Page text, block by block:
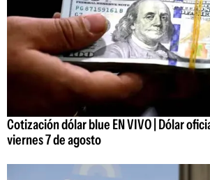
Cotización dólar blue EN VIVO | Dólar
viernes 7 de agosto